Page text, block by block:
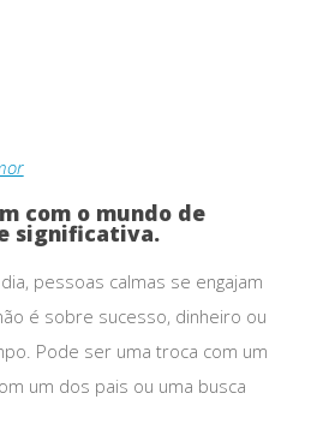
com o mundo de
significativa.
pessoas calmas se engajam
é sobre sucesso, dinheiro ou
Pode ser uma troca com um
um dos pais ou uma busca